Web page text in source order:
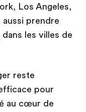
Los Angeles,
prendre
dans les villes de
reste
pour
au cœur de